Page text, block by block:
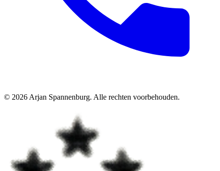
© 2026 Arjan Spannenburg. Alle rechten voorbehouden.